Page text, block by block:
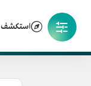
استكشف